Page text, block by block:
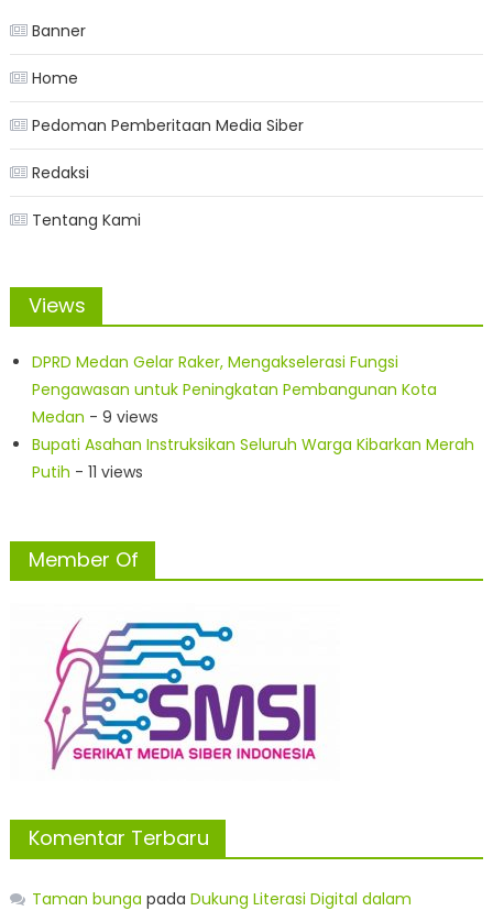
Banner
Home
Pedoman Pemberitaan Media Siber
Redaksi
Tentang Kami
Views
DPRD Medan Gelar Raker, Mengakselerasi Fungsi
Pengawasan untuk Peningkatan Pembangunan Kota
Medan - 9 views
Bupati Asahan Instruksikan Seluruh Warga Kibarkan Merah
Putih - 11 views
Member Of
Komentar Terbaru
Taman bunga pada Dukung Literasi Digital dalam